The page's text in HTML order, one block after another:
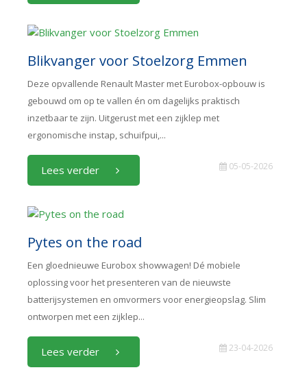
Blikvanger voor Stoelzorg Emmen
Deze opvallende Renault Master met Eurobox-opbouw is
gebouwd om op te vallen én om dagelijks praktisch
inzetbaar te zijn. Uitgerust met een zijklep met
ergonomische instap, schuifpui,...
Lees verder 05-05-2026
Pytes on the road
Een gloednieuwe Eurobox showwagen! Dé mobiele
oplossing voor het presenteren van de nieuwste
batterijsystemen en omvormers voor energieopslag. Slim
ontworpen met een zijklep...
Lees verder 23-04-2026